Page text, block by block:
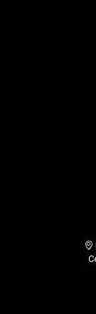
estresse
minha
olhos